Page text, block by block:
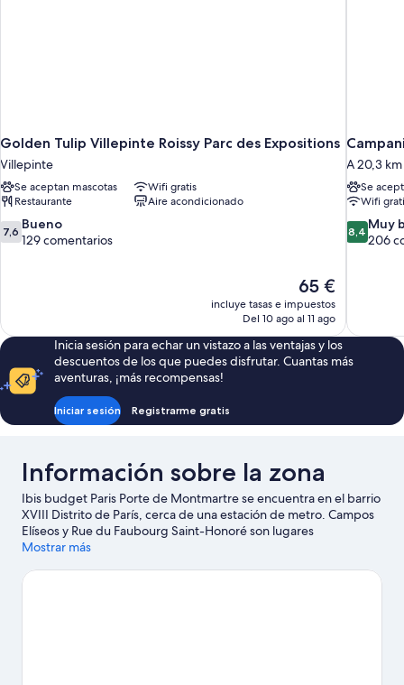
Golden Tulip Villepinte Roissy Parc des Expositions
Villepinte
Se aceptan mascotas
Wifi gratis
Restaurante
Aire acondicionado
7.6
sobre
7,6 Bueno
129 comentarios
El
precio
actual
de
65 €
65 €
incluye tasas e impuestos
Del 10 ago al 11 ago
A 20,3
Se
Wifi
8.4
sobre
8,4 Muy
206
Inicia sesión para echar un vistazo a las ventajas y los
descuentos de los que puedes disfrutar. Cuantas más
aventuras, ¡más recompensas!
Iniciar sesión Registrarme gratis
Información sobre la zona
Ibis budget Paris Porte de Montmartre se encuentra en el barrio
XVIII Distrito de París, cerca de una estación de metro. Campos
Elíseos y Rue du Faubourg Saint-Honoré son lugares
imprescindibles para los amantes de las tiendas; añádelos a tu
Tullerías y Jardines de Luxemburgo. ¿Te apetece disfrutar de un
Mostrar más